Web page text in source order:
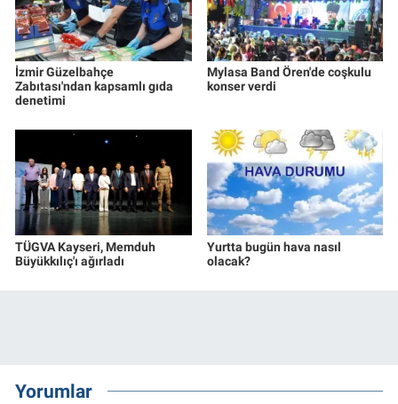
İzmir Güzelbahçe
Zabıtası'ndan kapsamlı gıda
denetimi
Mylasa Band Ören'de coşkulu
konser verdi
TÜGVA Kayseri, Memduh
Büyükkılıç'ı ağırladı
Yurtta bugün hava nasıl
olacak?
Yorumlar